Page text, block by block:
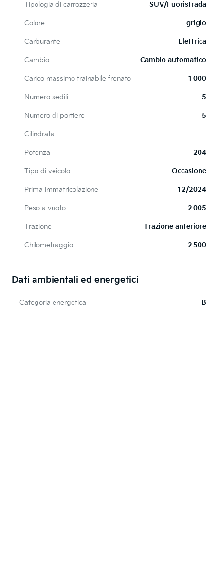
Tipologia di carrozzeria SUV/Fuoristrada
Colore grigio
Carburante Elettrica
Cambio Cambio automatico
Carico massimo trainabile frenato 1 000
Numero sedili 5
Numero di portiere 5
Cilindrata
Potenza 204
Tipo di veicolo Occasione
Prima immatricolazione 12/2024
Peso a vuoto 2 005
Trazione Trazione anteriore
Chilometraggio 2 500
Dati ambientali ed energetici
Categoria energetica B